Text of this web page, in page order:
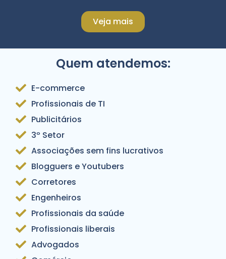
Veja mais
Quem atendemos:
E-commerce
Profissionais de TI
Publicitários
3º Setor
Associações sem fins lucrativos
Blogguers e Youtubers
Corretores
Engenheiros
Profissionais da saúde
Profissionais liberais
Advogados